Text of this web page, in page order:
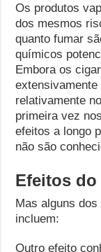
Os produtos
dos mesmos
quanto fumar
químicos
Embora os
relativamente
primeira vez
efeitos a longo
não são
Efeitos do
Mas alguns
incluem:
Outro efeito